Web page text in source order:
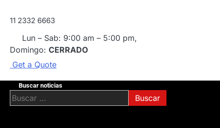
11 2332 6663
Lun – Sab: 9:00 am – 5:00 pm,
Domingo: CERRADO
Get a Quote
Buscar noticias
Buscar: